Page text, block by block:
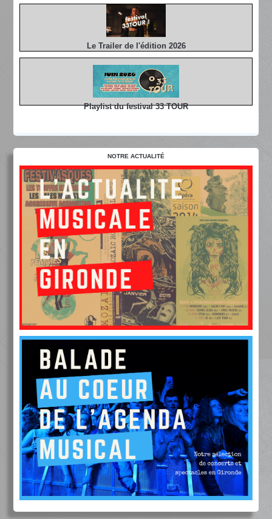
Le Trailer de l'édition 2026
Playlist du festival 33 TOUR
NOTRE ACTUALITÉ